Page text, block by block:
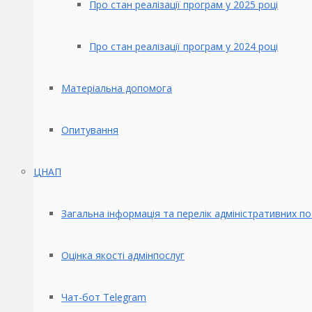
Про стан реалізації програм у 2025 році
Про стан реалізації програм у 2024 році
Матеріальна допомога
Опитування
ЦНАП
Загальна інформація та перелік адміністративних
Оцінка якості адмінпослуг
Чат-бот Telegram